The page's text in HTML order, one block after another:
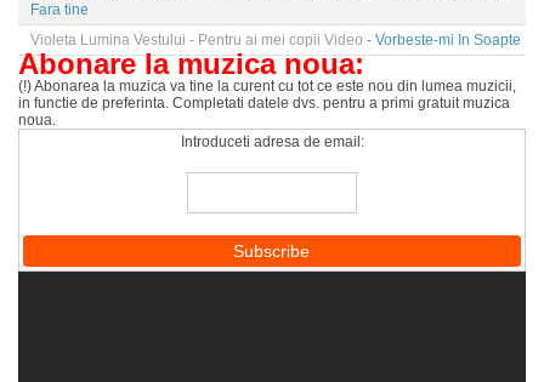
Fara tine
Violeta Lumina Vestului - Pentru ai mei copii Video - Vorbeste-mi In Soapte
Abonare la muzica noua:
(!) Abonarea la muzica va tine la curent cu tot ce este nou din lumea muzicii,
in functie de preferinta. Completati datele dvs. pentru a primi gratuit muzica
noua.
Introduceti adresa de email: